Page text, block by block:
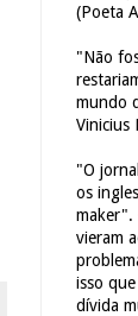
(Poeta
"Não
mundo
Vinicius
"O
os
maker".
vieram
isso
dívida